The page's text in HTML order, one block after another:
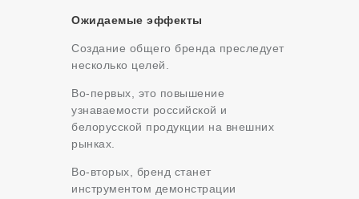
Ожидаемые эффекты
Создание общего бренда преследует
несколько целей.
Во-первых, это повышение
узнаваемости российской и
белорусской продукции на внешних
рынках.
Во-вторых, бренд станет
инструментом демонстрации